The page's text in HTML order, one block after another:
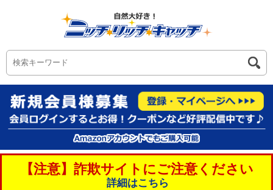
【注意】詐欺サイトにご注意ください
詳細はこちら